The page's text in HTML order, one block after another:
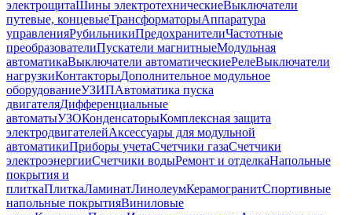
электрощитаШины электротехническиеВыключатели
путевые, концевыеТрансформаторыАппаратура
управленияРубильникиПредохранителиЧастотные
преобразователиПускатели магнитныеМодульная
автоматикаВыключатели автоматическиеРелеВыключатели
нагрузкиКонтакторыДополнительное модульное
оборудованиеУЗИПАвтоматика пуска
двигателяДифференциальные
автоматыУЗОКонденсаторыКомплексная защита
электродвигателейАксессуары для модульной
автоматикиПриборы учетаСчетчики газаСчетчики
электроэнергииСчетчики водыРемонт и отделкаНапольные
покрытия и
плиткаПлиткаЛаминатЛинолеумКерамогранитСпортивные
напольные покрытияВиниловые